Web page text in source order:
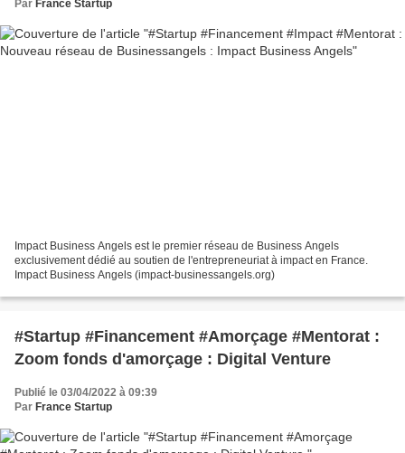
Par France Startup
Impact Business Angels est le premier réseau de Business Angels
exclusivement dédié au soutien de l'entrepreneuriat à impact en France.
Impact Business Angels (impact-businessangels.org)
#Startup #Financement #Amorçage #Mentorat :
Zoom fonds d'amorçage : Digital Venture
Publié le 03/04/2022 à 09:39
Par France Startup